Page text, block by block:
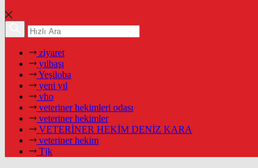
ziyaret
yılbaşı
Yeşiloba
yeni yıl
vho
veteriner hekimleri odası
veteriner hekimler
VETERİNER HEKİM DENİZ KARA
veteriner hekim
Tjk